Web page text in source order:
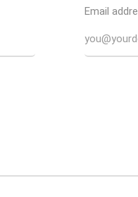
Email